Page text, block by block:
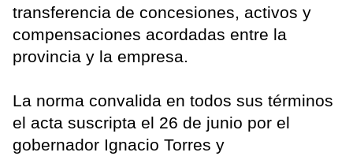
transferencia de concesiones, activos y
compensaciones acordadas entre la
provincia y la empresa.
La norma convalida en todos sus términos
el acta suscripta el 26 de junio por el
gobernador Ignacio Torres y